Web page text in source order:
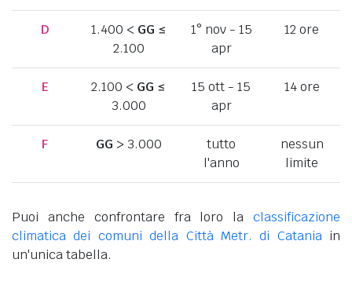
D 1.400 < GG ≤
2.100
1° nov - 15
apr
12 ore
E 2.100 < GG ≤
3.000
15 ott - 15
apr
14 ore
F GG > 3.000
tutto
l'anno
nessun
limite
Puoi anche confrontare fra loro la classificazione
climatica dei comuni della Città Metr. di Cataniain
un'unica tabella.